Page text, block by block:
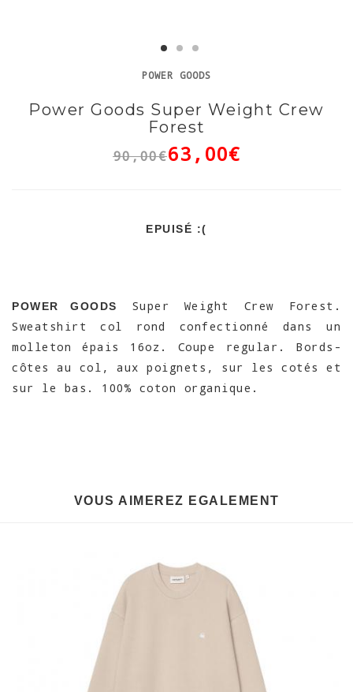
POWER GOODS
Power Goods Super Weight Crew
Forest
90,00€63,00€
EPUISÉ :(
POWER GOODS
Super Weight Crew Forest.
Sweatshirt col rond confectionné dans un
molleton épais 16oz. Coupe regular. Bords-
côtes au col, aux poignets, sur les cotés et
sur le bas. 100% coton organique.
VOUS AIMEREZ EGALEMENT